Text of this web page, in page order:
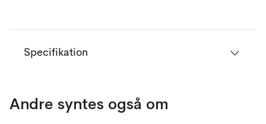
Specifikation
Andre syntes også om